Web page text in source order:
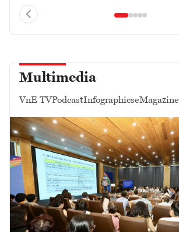
Multimedia
VnE TVPodcastInfographicseMagazine